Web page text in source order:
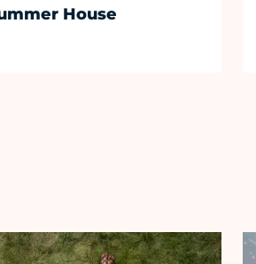
House